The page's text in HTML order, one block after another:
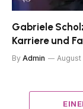
Gabriele
Karriere und
By Admin August